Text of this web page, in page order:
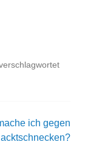
ich gegen